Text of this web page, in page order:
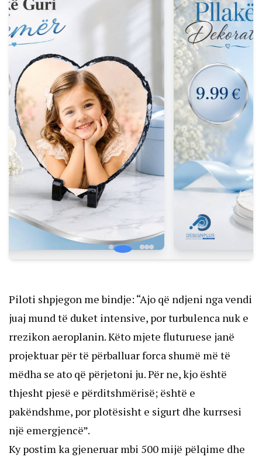
Piloti shpjegon me bindje: “Ajo që ndjeni nga vendi
juaj mund të duket intensive, por turbulenca nuk e
rrezikon aeroplanin. Këto mjete fluturuese janë
projektuar për të përballuar forca shumë më të
mëdha se ato që përjetoni ju. Për ne, kjo është
thjesht pjesë e përditshmërisë; është e
pakëndshme, por plotësisht e sigurt dhe kurrsesi
një emergjencë”.
Ky postim ka gjeneruar mbi 500 mijë pëlqime dhe